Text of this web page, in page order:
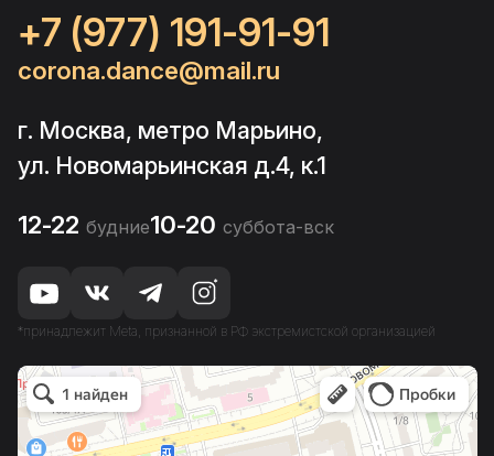
+7 (977) 191-91-91
corona.dance@mail.ru
г. Москва, метро Марьино,
ул. Новомарьинская д.4, к.1
12-22 будние10-20 суббота-вск
*принадлежит Meta, признанной в РФ экстремистской организацией